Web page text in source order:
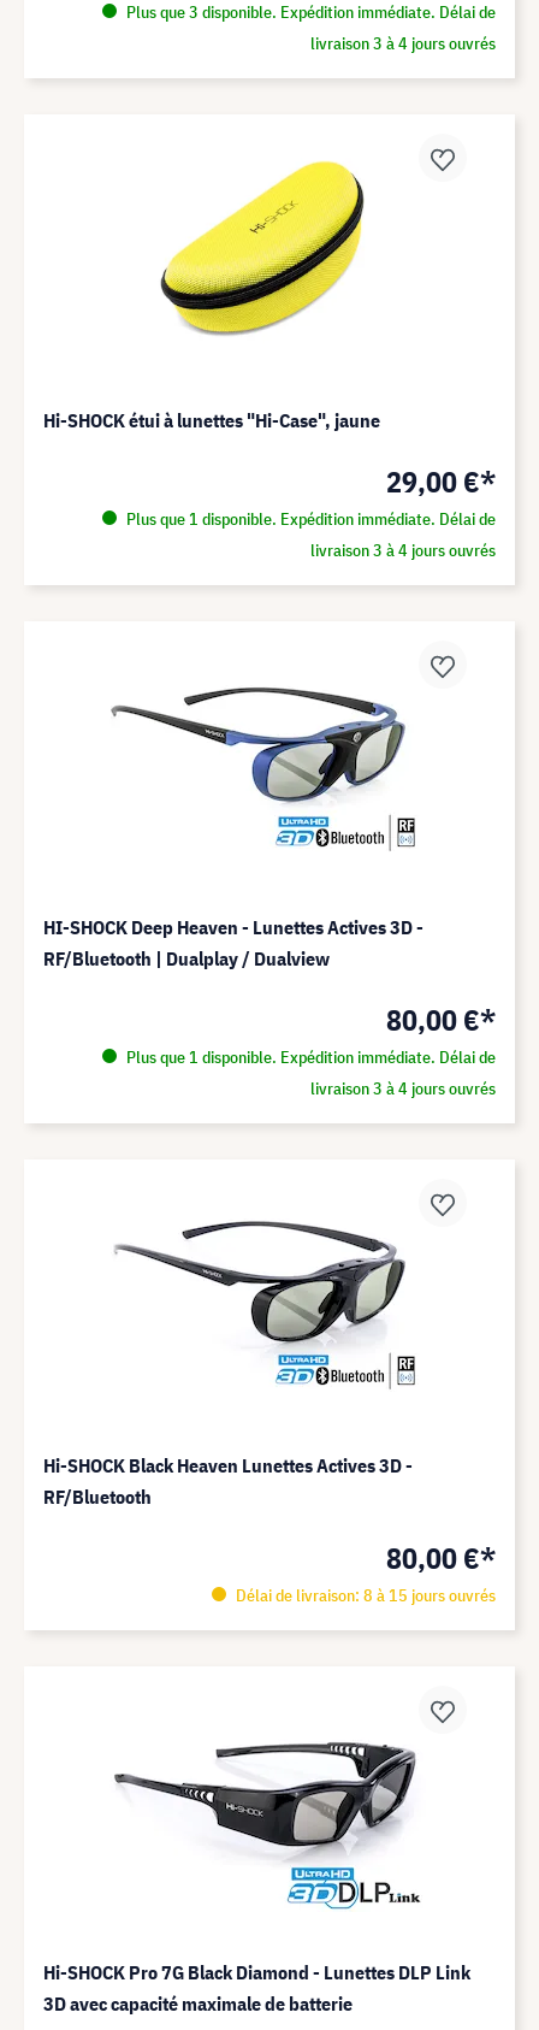
Plus que 3 disponible. Expédition immédiate. Délai de
livraison 3 à 4 jours ouvrés
Hi-SHOCK étui à lunettes "Hi-Case", jaune
29,00 €*
Plus que 1 disponible. Expédition immédiate. Délai de
livraison 3 à 4 jours ouvrés
HI-SHOCK Deep Heaven - Lunettes Actives 3D -
RF/Bluetooth | Dualplay / Dualview
80,00 €*
Plus que 1 disponible. Expédition immédiate. Délai de
livraison 3 à 4 jours ouvrés
Hi-SHOCK Black Heaven Lunettes Actives 3D -
RF/Bluetooth
80,00 €*
Délai de livraison: 8 à 15 jours ouvrés
Hi-SHOCK Pro 7G Black Diamond - Lunettes DLP Link
3D avec capacité maximale de batterie